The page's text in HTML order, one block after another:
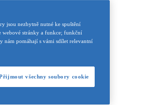
jsou nezbytně nutné ke spuštění
webové stránky a funkce; funkční
nám pomáhají s vámi sdílet relevantní
všechny soubory cookie